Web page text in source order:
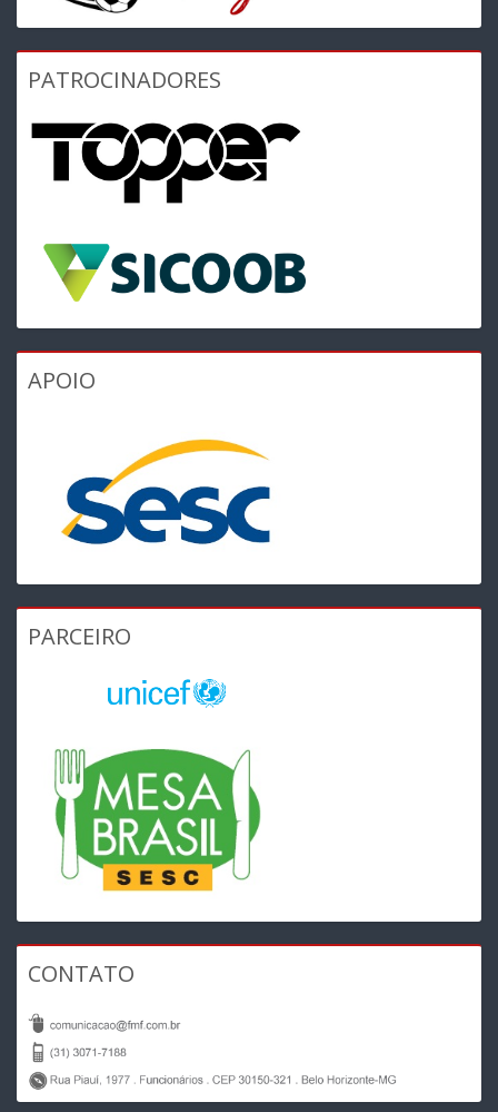
PATROCINADORES
APOIO
PARCEIRO
CONTATO